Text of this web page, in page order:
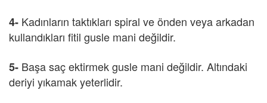
4- Kadınların taktıkları spiral ve önden veya arkadan
kullandıkları fitil gusle mani değildir.
5- Başa saç ektirmek gusle mani değildir. Altındaki
deriyi yıkamak yeterlidir.